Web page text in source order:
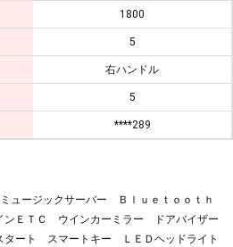
1800
5
右ハンドル
5
****289
ージックサーバー Ｂｌｕｅｔｏｏｔｈ
ＥＴＣ ウインカーミラー ドアバイザー
タート スマートキー ＬＥＤヘッドライト